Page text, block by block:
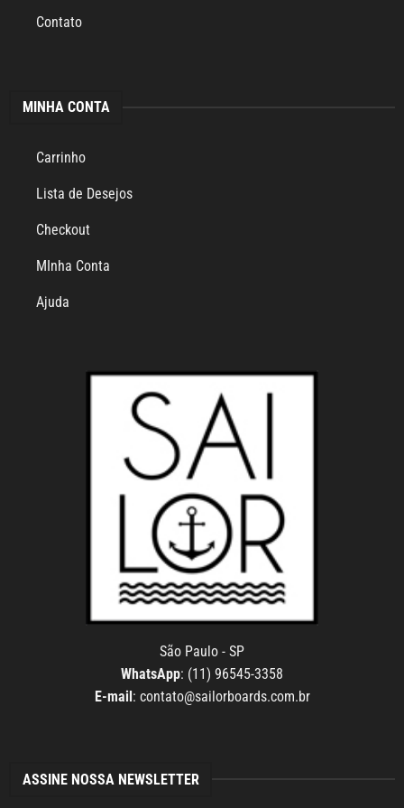
Contato
MINHA CONTA
Carrinho
Lista de Desejos
Checkout
MInha Conta
Ajuda
São Paulo - SP
WhatsApp: (11) 96545-3358
E-mail: contato@sailorboards.com.br
ASSINE NOSSA NEWSLETTER